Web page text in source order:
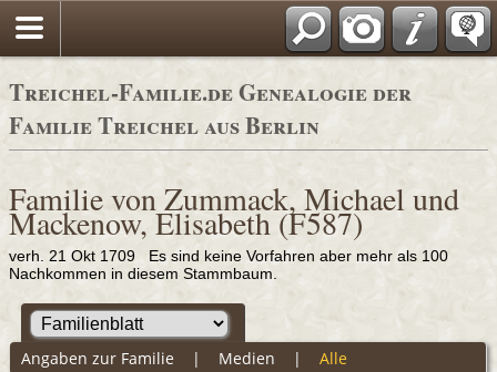
Adressbücher
Treichel-Familie.de Genealogie der
Familie Treichel aus Berlin
Familie von Zummack, Michael und
Mackenow, Elisabeth (F587)
verh. 21 Okt 1709 Es sind keine Vorfahren aber mehr als 100
Nachkommen in diesem Stammbaum.
Angaben zur Familie | Medien | Alle